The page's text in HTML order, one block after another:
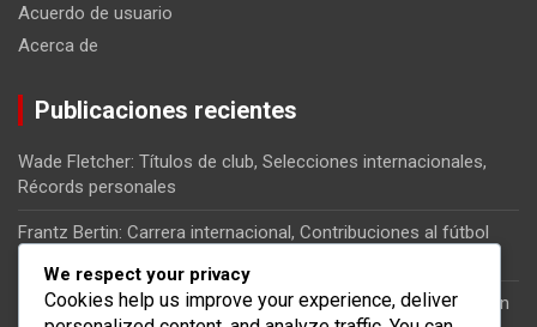
Acuerdo de usuario
Acerca de
Publicaciones recientes
Wade Fletcher: Títulos de club, Selecciones internacionales,
Récords personales
Frantz Bertin: Carrera internacional, Contribuciones al fútbol
Kervens Belfort: Carrera internacional, Impacto en la selección
We respect your privacy
Cookies help us improve your experience, deliver